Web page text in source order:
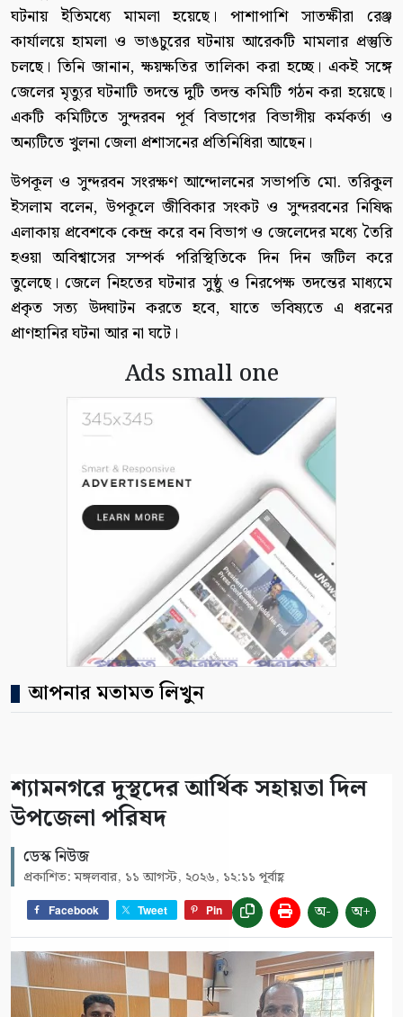
ঘটনায় ইতিমধ্যে মামলা হয়েছে। পাশাপাশি সাতক্ষীরা রেঞ্জ
কার্যালয়ে হামলা ও ভাঙচুরের ঘটনায় আরেকটি মামলার প্রস্তুতি
চলছে। তিনি জানান, ক্ষয়ক্ষতির তালিকা করা হচ্ছে। একই সঙ্গে
জেলের মৃত্যুর ঘটনাটি তদন্তে দুটি তদন্ত কমিটি গঠন করা হয়েছে।
একটি কমিটিতে সুন্দরবন পূর্ব বিভাগের বিভাগীয় কর্মকর্তা ও
অন্যটিতে খুলনা জেলা প্রশাসনের প্রতিনিধিরা আছেন।
উপকূল ও সুন্দরবন সংরক্ষণ আন্দোলনের সভাপতি মো. তরিকুল
ইসলাম বলেন, উপকূলে জীবিকার সংকট ও সুন্দরবনের নিষিদ্ধ
এলাকায় প্রবেশকে কেন্দ্র করে বন বিভাগ ও জেলেদের মধ্যে তৈরি
হওয়া অবিশ্বাসের সম্পর্ক পরিস্থিতিকে দিন দিন জটিল করে
তুলেছে। জেলে নিহতের ঘটনার সুষ্ঠু ও নিরপেক্ষ তদন্তের মাধ্যমে
প্রকৃত সত্য উদ্ঘাটন করতে হবে, যাতে ভবিষ্যতে এ ধরনের
প্রাণহানির ঘটনা আর না ঘটে।
Ads small one
আপনার মতামত লিখুন
শ্যামনগরে দুস্থদের আর্থিক সহায়তা দিল
উপজেলা পরিষদ
ডেস্ক নিউজ
প্রকাশিত: মঙ্গলবার, ১১ আগস্ট, ২০২৬, ১২:১১ পূর্বাহ্ণ
Facebook Tweet Pin অ- অ+